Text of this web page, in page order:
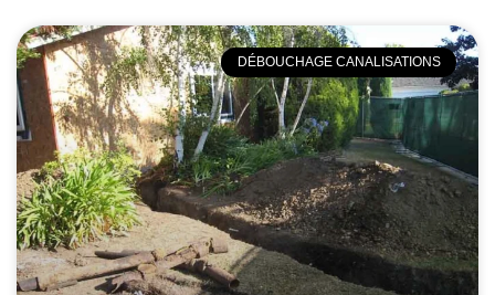
DÉBOUCHAGE CANALISATIONS